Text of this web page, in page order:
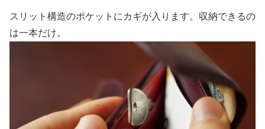
スリット構造のポケットにカギが入ります。収納できるの
は一本だけ。